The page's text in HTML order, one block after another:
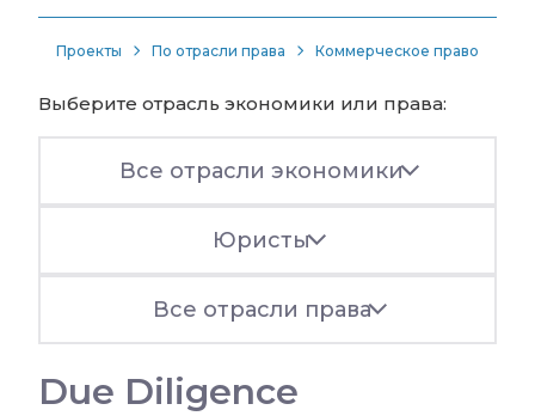
Проекты По отрасли права Коммерческое право
Выберите отрасль экономики или права:
Все отрасли экономики
Юристы
Все отрасли права
Due Diligence